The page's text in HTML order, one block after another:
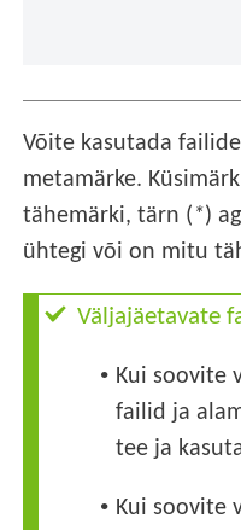
Võite kasutada
metamärke.
tähemärki, tärn ( *)
ühtegi või on mitu
Väljajäetavate
• Kui soovite
failid ja
tee ja
• Kui soovite